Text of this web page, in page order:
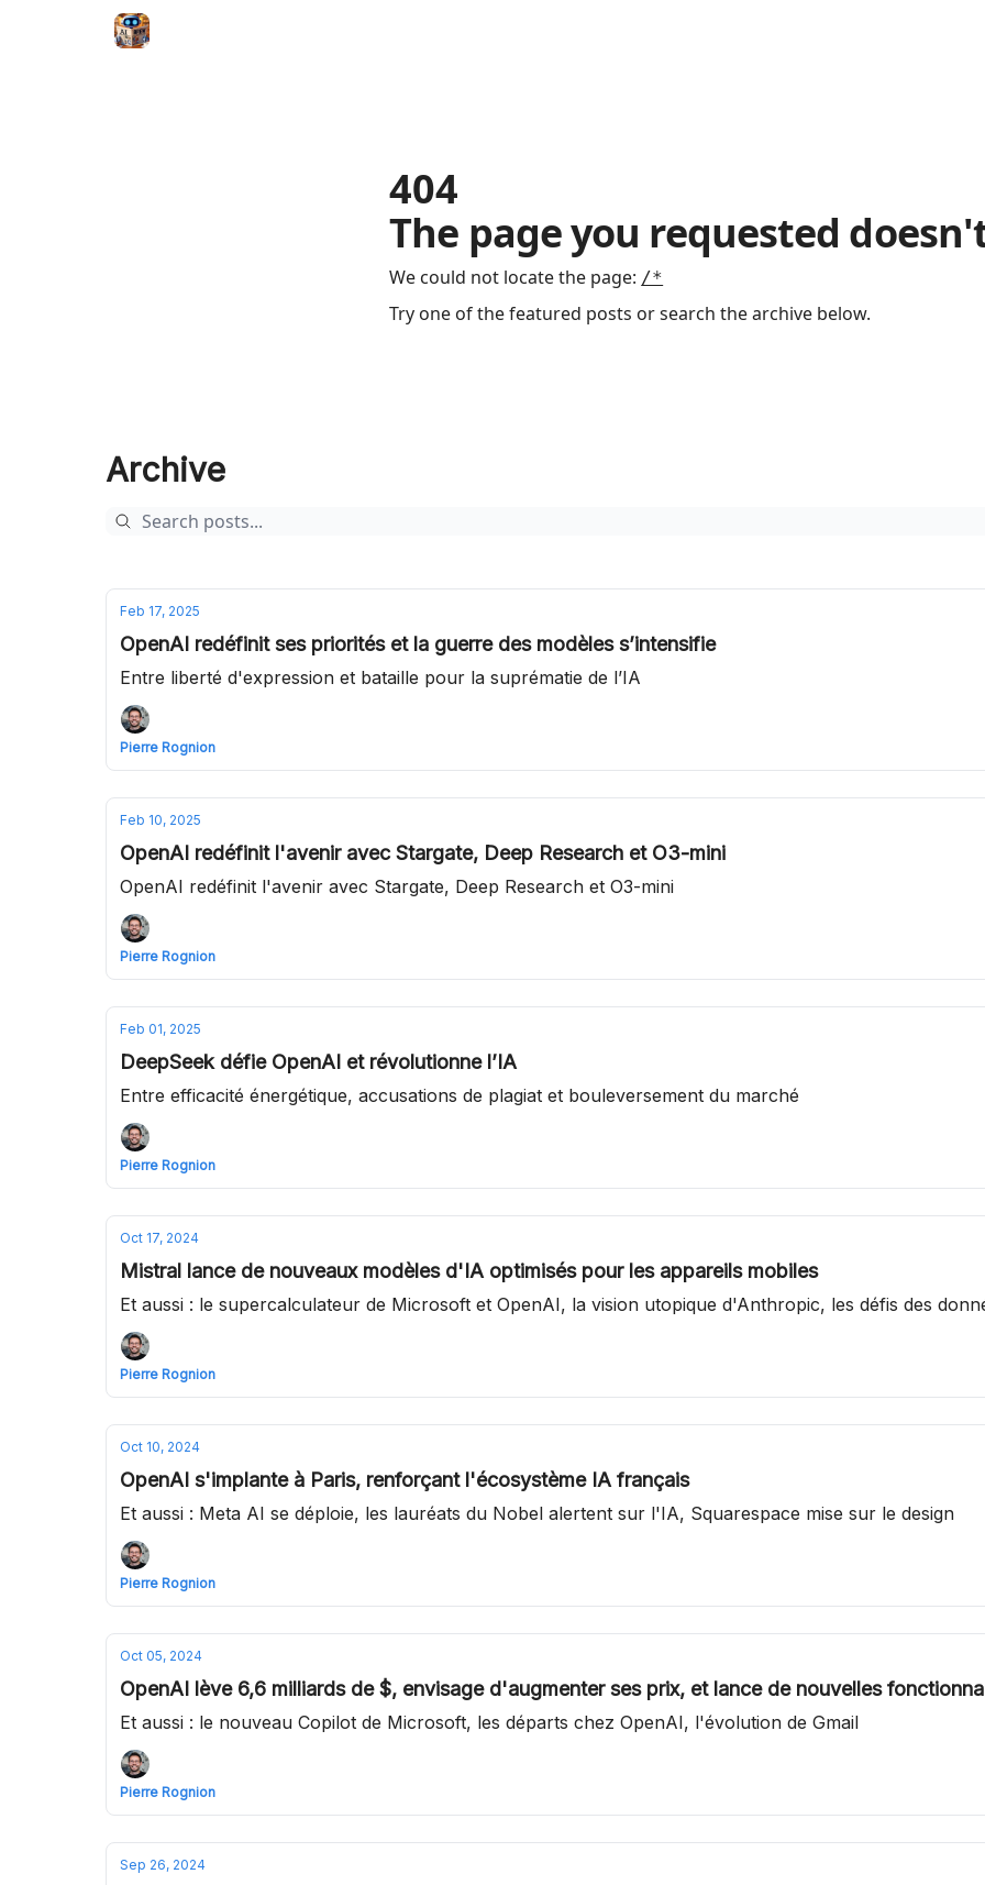
404
The page you requested
We could not locate the page: /*
Try one of the featured posts or search the archive below.
Archive
Feb 17, 2025
OpenAI redéfinit ses priorités et la guerre des modèles s’intensifie
Entre liberté d'expression et bataille pour la suprématie de l’IA
Pierre Rognion
Feb 10, 2025
OpenAI redéfinit l'avenir avec Stargate, Deep Research et O3-mini
OpenAI redéfinit l'avenir avec Stargate, Deep Research et O3-mini
Pierre Rognion
Feb 01, 2025
DeepSeek défie OpenAI et révolutionne l’IA
Entre efficacité énergétique, accusations de plagiat et bouleversement du marché
Pierre Rognion
Oct 17, 2024
Mistral lance de nouveaux modèles d'IA optimisés pour les appareils mobiles
Et aussi : le supercalculateur de Microsoft et OpenAI, la vision utopique d'Anthropic, les défis des
Pierre Rognion
Oct 10, 2024
OpenAI s'implante à Paris, renforçant l'écosystème IA français
Et aussi : Meta AI se déploie, les lauréats du Nobel alertent sur l'IA, Squarespace mise sur le design
Pierre Rognion
Oct 05, 2024
OpenAI lève 6,6 milliards de $, envisage d'augmenter ses prix, et lance de nouvelles
Et aussi : le nouveau Copilot de Microsoft, les départs chez OpenAI, l'évolution de Gmail
Pierre Rognion
Sep 26, 2024